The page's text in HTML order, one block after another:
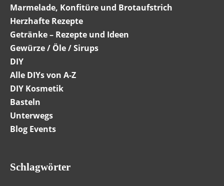
Marmelade, Konfitüre und Brotaufstrich
Herzhafte Rezepte
Getränke – Rezepte und Ideen
Gewürze / Öle / Sirups
DIY
Alle DIYs von A-Z
DIY Kosmetik
Basteln
Unterwegs
Blog Events
Schlagwörter